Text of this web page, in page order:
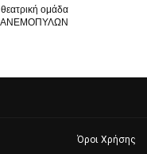
θεατρική ομάδα
ΑΝΕΜΟΠΥΛΩΝ
Όροι Χρήσης